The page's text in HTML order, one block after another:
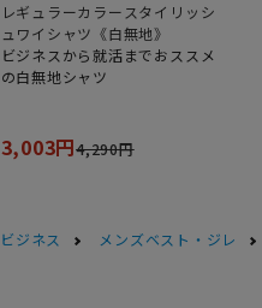
レギュラーカラースタイリッシ
ュワイシャツ《白無地》
ビジネスから就活までおススメ
の白無地シャツ
3,003円4,290円
ジネス メンズベスト・ジレ